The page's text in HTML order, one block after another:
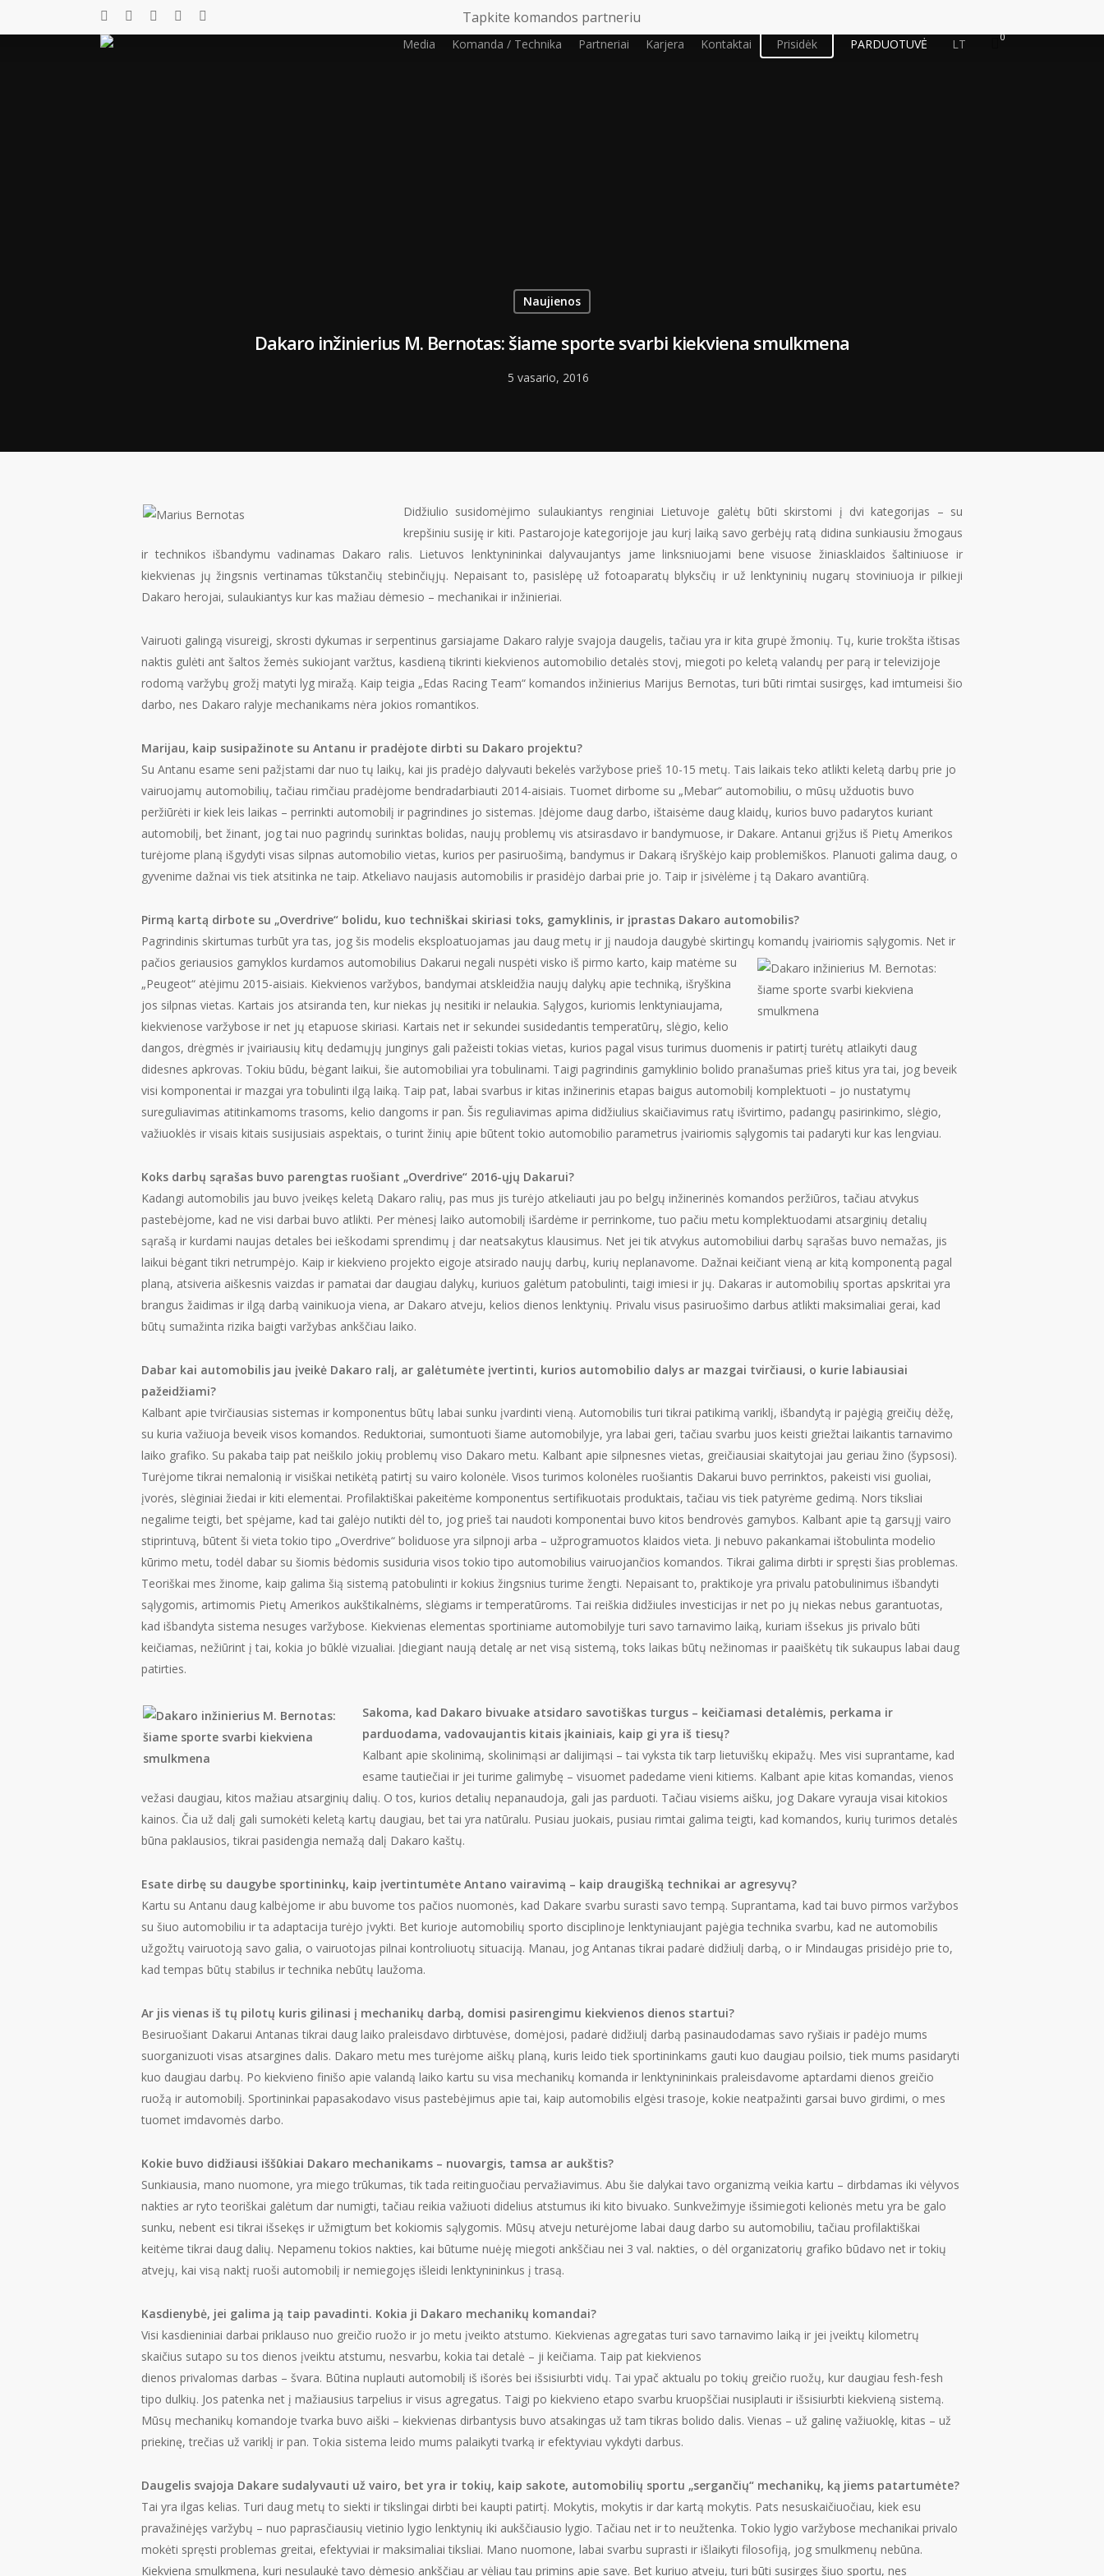
Tapkite komandos partneriu
Media Komanda / Technika Partneriai Karjera Kontaktai Prisidėk PARDUOTUVĖ LT 0
Naujienos
Dakaro inžinierius M. Bernotas: šiame sporte svarbi kiekviena smulkmena
5 vasario, 2016
Didžiulio susidomėjimo sulaukiantys renginiai Lietuvoje galėtų būti skirstomi į dvi kategorijas – su
krepšiniu susiję ir kiti. Pastarojoje kategorijoje jau kurį laiką savo gerbėjų ratą didina sunkiausiu žmogaus
ir technikos išbandymu vadinamas Dakaro ralis. Lietuvos lenktynininkai dalyvaujantys jame linksniuojami bene visuose žiniasklaidos šaltiniuose ir
kiekvienas jų žingsnis vertinamas tūkstančių stebinčiųjų. Nepaisant to, pasislėpę už fotoaparatų blyksčių ir už lenktyninių nugarų stoviniuoja ir pilkieji
Dakaro herojai, sulaukiantys kur kas mažiau dėmesio – mechanikai ir inžinieriai.
Vairuoti galingą visureigį, skrosti dykumas ir serpentinus garsiajame Dakaro ralyje svajoja daugelis, tačiau yra ir kita grupė žmonių. Tų, kurie trokšta ištisas
naktis gulėti ant šaltos žemės sukiojant varžtus, kasdieną tikrinti kiekvienos automobilio detalės stovį, miegoti po keletą valandų per parą ir televizijoje
rodomą varžybų grožį matyti lyg miražą. Kaip teigia „Edas Racing Team“ komandos inžinierius Marijus Bernotas, turi būti rimtai susirgęs, kad imtumeisi šio
darbo, nes Dakaro ralyje mechanikams nėra jokios romantikos.
Marijau, kaip susipažinote su Antanu ir pradėjote dirbti su Dakaro projektu?
Su Antanu esame seni pažįstami dar nuo tų laikų, kai jis pradėjo dalyvauti bekelės varžybose prieš 10-15 metų. Tais laikais teko atlikti keletą darbų prie jo
vairuojamų automobilių, tačiau rimčiau pradėjome bendradarbiauti 2014-aisiais. Tuomet dirbome su „Mebar“ automobiliu, o mūsų užduotis buvo
peržiūrėti ir kiek leis laikas – perrinkti automobilį ir pagrindines jo sistemas. Įdėjome daug darbo, ištaisėme daug klaidų, kurios buvo padarytos kuriant
automobilį, bet žinant, jog tai nuo pagrindų surinktas bolidas, naujų problemų vis atsirasdavo ir bandymuose, ir Dakare. Antanui grįžus iš Pietų Amerikos
turėjome planą išgydyti visas silpnas automobilio vietas, kurios per pasiruošimą, bandymus ir Dakarą išryškėjo kaip problemiškos. Planuoti galima daug, o
gyvenime dažnai vis tiek atsitinka ne taip. Atkeliavo naujasis automobilis ir prasidėjo darbai prie jo. Taip ir įsivėlėme į tą Dakaro avantiūrą.
Pirmą kartą dirbote su „Overdrive“ bolidu, kuo techniškai skiriasi toks, gamyklinis, ir įprastas Dakaro automobilis?
Pagrindinis skirtumas turbūt yra tas, jog šis modelis eksploatuojamas jau daug metų ir jį naudoja daugybė skirtingų komandų įvairiomis sąlygomis. Net ir
pačios geriausios gamyklos kurdamos automobilius Dakarui negali nuspėti visko iš pirmo karto, kaip matėme su
„Peugeot“ atėjimu 2015-aisiais. Kiekvienos varžybos, bandymai atskleidžia naujų dalykų apie techniką, išryškina
jos silpnas vietas. Kartais jos atsiranda ten, kur niekas jų nesitiki ir nelaukia. Sąlygos, kuriomis lenktyniaujama,
kiekvienose varžybose ir net jų etapuose skiriasi. Kartais net ir sekundei susidedantis temperatūrų, slėgio, kelio
dangos, drėgmės ir įvairiausių kitų dedamųjų junginys gali pažeisti tokias vietas, kurios pagal visus turimus duomenis ir patirtį turėtų atlaikyti daug
didesnes apkrovas. Tokiu būdu, bėgant laikui, šie automobiliai yra tobulinami. Taigi pagrindinis gamyklinio bolido pranašumas prieš kitus yra tai, jog beveik
visi komponentai ir mazgai yra tobulinti ilgą laiką. Taip pat, labai svarbus ir kitas inžinerinis etapas baigus automobilį komplektuoti – jo nustatymų
sureguliavimas atitinkamoms trasoms, kelio dangoms ir pan. Šis reguliavimas apima didžiulius skaičiavimus ratų išvirtimo, padangų pasirinkimo, slėgio,
važiuoklės ir visais kitais susijusiais aspektais, o turint žinių apie būtent tokio automobilio parametrus įvairiomis sąlygomis tai padaryti kur kas lengviau.
Koks darbų sąrašas buvo parengtas ruošiant „Overdrive“ 2016-ųjų Dakarui?
Kadangi automobilis jau buvo įveikęs keletą Dakaro ralių, pas mus jis turėjo atkeliauti jau po belgų inžinerinės komandos peržiūros, tačiau atvykus
pastebėjome, kad ne visi darbai buvo atlikti. Per mėnesį laiko automobilį išardėme ir perrinkome, tuo pačiu metu komplektuodami atsarginių detalių
sąrašą ir kurdami naujas detales bei ieškodami sprendimų į dar neatsakytus klausimus. Net jei tik atvykus automobiliui darbų sąrašas buvo nemažas, jis
laikui bėgant tikri netrumpėjo. Kaip ir kiekvieno projekto eigoje atsirado naujų darbų, kurių neplanavome. Dažnai keičiant vieną ar kitą komponentą pagal
planą, atsiveria aiškesnis vaizdas ir pamatai dar daugiau dalykų, kuriuos galėtum patobulinti, taigi imiesi ir jų. Dakaras ir automobilių sportas apskritai yra
brangus žaidimas ir ilgą darbą vainikuoja viena, ar Dakaro atveju, kelios dienos lenktynių. Privalu visus pasiruošimo darbus atlikti maksimaliai gerai, kad
būtų sumažinta rizika baigti varžybas ankščiau laiko.
Dabar kai automobilis jau įveikė Dakaro ralį, ar galėtumėte įvertinti, kurios automobilio dalys ar mazgai tvirčiausi, o kurie labiausiai
pažeidžiami?
Kalbant apie tvirčiausias sistemas ir komponentus būtų labai sunku įvardinti vieną. Automobilis turi tikrai patikimą variklį, išbandytą ir pajėgią greičių dėžę,
su kuria važiuoja beveik visos komandos. Reduktoriai, sumontuoti šiame automobilyje, yra labai geri, tačiau svarbu juos keisti griežtai laikantis tarnavimo
laiko grafiko. Su pakaba taip pat neiškilo jokių problemų viso Dakaro metu. Kalbant apie silpnesnes vietas, greičiausiai skaitytojai jau geriau žino (šypsosi).
Turėjome tikrai nemalonią ir visiškai netikėtą patirtį su vairo kolonėle. Visos turimos kolonėles ruošiantis Dakarui buvo perrinktos, pakeisti visi guoliai,
įvorės, slėginiai žiedai ir kiti elementai. Profilaktiškai pakeitėme komponentus sertifikuotais produktais, tačiau vis tiek patyrėme gedimą. Nors tiksliai
negalime teigti, bet spėjame, kad tai galėjo nutikti dėl to, jog prieš tai naudoti komponentai buvo kitos bendrovės gamybos. Kalbant apie tą garsųjį vairo
stiprintuvą, būtent ši vieta tokio tipo „Overdrive“ boliduose yra silpnoji arba – užprogramuotos klaidos vieta. Ji nebuvo pakankamai ištobulinta modelio
kūrimo metu, todėl dabar su šiomis bėdomis susiduria visos tokio tipo automobilius vairuojančios komandos. Tikrai galima dirbti ir spręsti šias problemas.
Teoriškai mes žinome, kaip galima šią sistemą patobulinti ir kokius žingsnius turime žengti. Nepaisant to, praktikoje yra privalu patobulinimus išbandyti
sąlygomis, artimomis Pietų Amerikos aukštikalnėms, slėgiams ir temperatūroms. Tai reiškia didžiules investicijas ir net po jų niekas nebus garantuotas,
kad išbandyta sistema nesuges varžybose. Kiekvienas elementas sportiniame automobilyje turi savo tarnavimo laiką, kuriam išsekus jis privalo būti
keičiamas, nežiūrint į tai, kokia jo būklė vizualiai. Įdiegiant naują detalę ar net visą sistemą, toks laikas būtų nežinomas ir paaiškėtų tik sukaupus labai daug
patirties.
Sakoma, kad Dakaro bivuake atsidaro savotiškas turgus – keičiamasi detalėmis, perkama ir
parduodama, vadovaujantis kitais įkainiais, kaip gi yra iš tiesų?
Kalbant apie skolinimą, skolinimąsi ar dalijimąsi – tai vyksta tik tarp lietuviškų ekipažų. Mes visi suprantame, kad
esame tautiečiai ir jei turime galimybę – visuomet padedame vieni kitiems. Kalbant apie kitas komandas, vienos
vežasi daugiau, kitos mažiau atsarginių dalių. O tos, kurios detalių nepanaudoja, gali jas parduoti. Tačiau visiems aišku, jog Dakare vyrauja visai kitokios
kainos. Čia už dalį gali sumokėti keletą kartų daugiau, bet tai yra natūralu. Pusiau juokais, pusiau rimtai galima teigti, kad komandos, kurių turimos detalės
būna paklausios, tikrai pasidengia nemažą dalį Dakaro kaštų.
Esate dirbę su daugybe sportininkų, kaip įvertintumėte Antano vairavimą – kaip draugišką technikai ar agresyvų?
Kartu su Antanu daug kalbėjome ir abu buvome tos pačios nuomonės, kad Dakare svarbu surasti savo tempą. Suprantama, kad tai buvo pirmos varžybos
su šiuo automobiliu ir ta adaptacija turėjo įvykti. Bet kurioje automobilių sporto disciplinoje lenktyniaujant pajėgia technika svarbu, kad ne automobilis
užgožtų vairuotoją savo galia, o vairuotojas pilnai kontroliuotų situaciją. Manau, jog Antanas tikrai padarė didžiulį darbą, o ir Mindaugas prisidėjo prie to,
kad tempas būtų stabilus ir technika nebūtų laužoma.
Ar jis vienas iš tų pilotų kuris gilinasi į mechanikų darbą, domisi pasirengimu kiekvienos dienos startui?
Besiruošiant Dakarui Antanas tikrai daug laiko praleisdavo dirbtuvėse, domėjosi, padarė didžiulį darbą pasinaudodamas savo ryšiais ir padėjo mums
suorganizuoti visas atsargines dalis. Dakaro metu mes turėjome aiškų planą, kuris leido tiek sportininkams gauti kuo daugiau poilsio, tiek mums pasidaryti
kuo daugiau darbų. Po kiekvieno finišo apie valandą laiko kartu su visa mechanikų komanda ir lenktynininkais praleisdavome aptardami dienos greičio
ruožą ir automobilį. Sportininkai papasakodavo visus pastebėjimus apie tai, kaip automobilis elgėsi trasoje, kokie neatpažinti garsai buvo girdimi, o mes
tuomet imdavomės darbo.
Kokie buvo didžiausi iššūkiai Dakaro mechanikams – nuovargis, tamsa ar aukštis?
Sunkiausia, mano nuomone, yra miego trūkumas, tik tada reitinguočiau pervažiavimus. Abu šie dalykai tavo organizmą veikia kartu – dirbdamas iki vėlyvos
nakties ar ryto teoriškai galėtum dar numigti, tačiau reikia važiuoti didelius atstumus iki kito bivuako. Sunkvežimyje išsimiegoti kelionės metu yra be galo
sunku, nebent esi tikrai išsekęs ir užmigtum bet kokiomis sąlygomis. Mūsų atveju neturėjome labai daug darbo su automobiliu, tačiau profilaktiškai
keitėme tikrai daug dalių. Nepamenu tokios nakties, kai būtume nuėję miegoti ankščiau nei 3 val. nakties, o dėl organizatorių grafiko būdavo net ir tokių
atvejų, kai visą naktį ruoši automobilį ir nemiegojęs išleidi lenktynininkus į trasą.
Kasdienybė, jei galima ją taip pavadinti. Kokia ji Dakaro mechanikų komandai?
Visi kasdieniniai darbai priklauso nuo greičio ruožo ir jo metu įveikto atstumo. Kiekvienas agregatas turi savo tarnavimo laiką ir jei įveiktų kilometrų
skaičius sutapo su tos dienos įveiktu atstumu, nesvarbu, kokia tai detalė – ji keičiama. Taip pat kiekvienos
dienos privalomas darbas – švara. Būtina nuplauti automobilį iš išorės bei išsisiurbti vidų. Tai ypač aktualu po tokių greičio ruožų, kur daugiau fesh-fesh
tipo dulkių. Jos patenka net į mažiausius tarpelius ir visus agregatus. Taigi po kiekvieno etapo svarbu kruopščiai nusiplauti ir išsisiurbti kiekvieną sistemą.
Mūsų mechanikų komandoje tvarka buvo aiški – kiekvienas dirbantysis buvo atsakingas už tam tikras bolido dalis. Vienas – už galinę važiuoklę, kitas – už
priekinę, trečias už variklį ir pan. Tokia sistema leido mums palaikyti tvarką ir efektyviau vykdyti darbus.
Daugelis svajoja Dakare sudalyvauti už vairo, bet yra ir tokių, kaip sakote, automobilių sportu „sergančių“ mechanikų, ką jiems patartumėte?
Tai yra ilgas kelias. Turi daug metų to siekti ir tikslingai dirbti bei kaupti patirtį. Mokytis, mokytis ir dar kartą mokytis. Pats nesuskaičiuočiau, kiek esu
pravažinėjęs varžybų – nuo paprasčiausių vietinio lygio lenktynių iki aukščiausio lygio. Tačiau net ir to neužtenka. Tokio lygio varžybose mechanikai privalo
mokėti spręsti problemas greitai, efektyviai ir maksimaliai tiksliai. Mano nuomone, labai svarbu suprasti ir išlaikyti filosofiją, jog smulkmenų nebūna.
Kiekviena smulkmena, kuri nesulaukė tavo dėmesio ankščiau ar vėliau tau primins apie save. Bet kuriuo atveju, turi būti susirgęs šiuo sportu, nes